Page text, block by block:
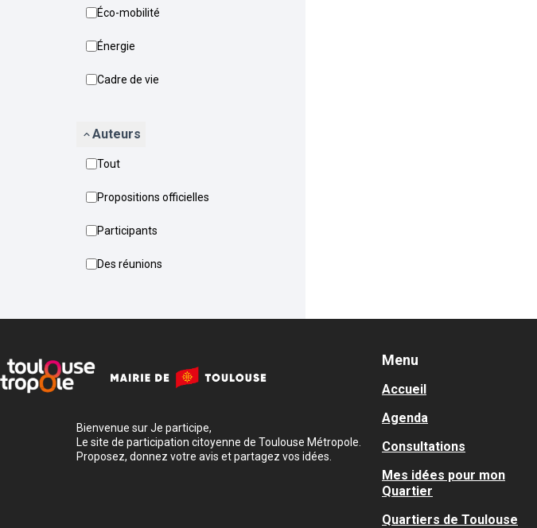
Éco-mobilité
Énergie
Cadre de vie
Auteurs
Tout
Propositions officielles
Participants
Des réunions
Bienvenue sur Je participe,
Le site de participation citoyenne de Toulouse Métropole.
Proposez, donnez votre avis et partagez vos idées.
Menu
Accueil
Agenda
Consultations
Mes idées pour mon
Quartier
Quartiers de Toulouse